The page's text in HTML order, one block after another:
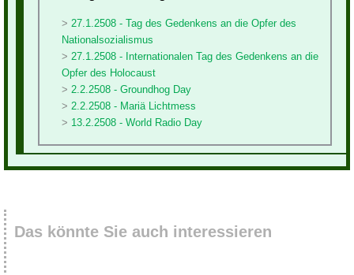
27.1.2508 - Tag des Gedenkens an die Opfer des
Nationalsozialismus
27.1.2508 - Internationalen Tag des Gedenkens an die
Opfer des Holocaust
2.2.2508 - Groundhog Day
2.2.2508 - Mariä Lichtmess
13.2.2508 - World Radio Day
Das könnte Sie auch interessieren